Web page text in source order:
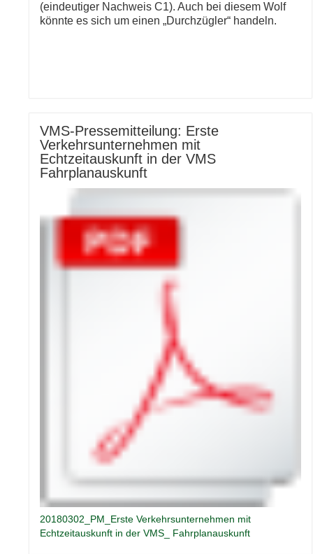
(eindeutiger Nachweis C1). Auch bei diesem Wolf
könnte es sich um einen „Durchzügler“ handeln.
VMS-Pressemitteilung: Erste
Verkehrsunternehmen mit
Echtzeitauskunft in der VMS
Fahrplanauskunft
20180302_PM_Erste Verkehrsunternehmen mit
Echtzeitauskunft in der VMS_ Fahrplanauskunft